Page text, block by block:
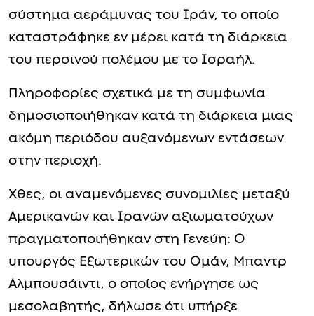
σύστημα αεράμυνας του Ιράν, το οποίο
καταστράφηκε εν μέρει κατά τη διάρκεια
του περσινού πολέμου με το Ισραήλ.
Πληροφορίες σχετικά με τη συμφωνία
δημοσιοποιήθηκαν κατά τη διάρκεια μιας
ακόμη περιόδου αυξανόμενων εντάσεων
στην περιοχή.
Χθες, οι αναμενόμενες συνομιλίες μεταξύ
Αμερικανών και Ιρανών αξιωματούχων
πραγματοποιήθηκαν στη Γενεύη: Ο
υπουργός Εξωτερικών του Ομάν, Μπαντρ
Αλμπουσάιντι, ο οποίος ενήργησε ως
μεσολαβητής, δήλωσε ότι υπήρξε